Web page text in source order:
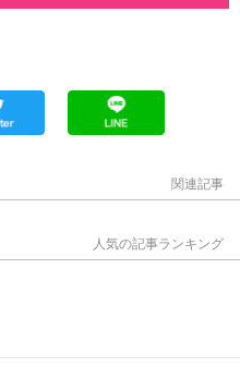
関連記事
人気の記事ランキング